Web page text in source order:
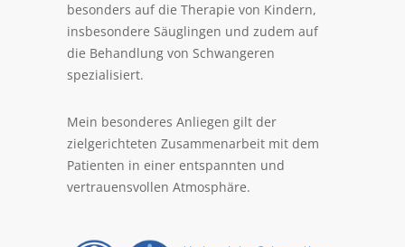
besonders auf die Therapie von Kindern,
insbesondere Säuglingen und zudem auf
die Behandlung von Schwangeren
spezialisiert.
Mein besonderes Anliegen gilt der
zielgerichteten Zusammenarbeit mit dem
Patienten in einer entspannten und
vertrauensvollen Atmosphäre.